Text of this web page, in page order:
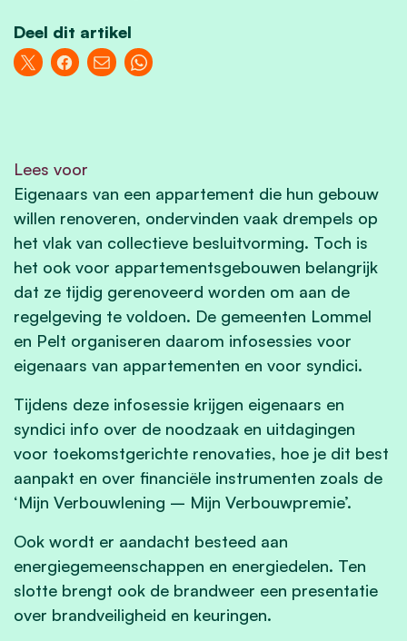
Deel dit artikel
Lees voor
Eigenaars van een appartement die hun gebouw
willen renoveren, ondervinden vaak drempels op
het vlak van collectieve besluitvorming. Toch is
het ook voor appartementsgebouwen belangrijk
dat ze tijdig gerenoveerd worden om aan de
regelgeving te voldoen. De gemeenten Lommel
en Pelt organiseren daarom infosessies voor
eigenaars van appartementen en voor syndici.
Tijdens deze infosessie krijgen eigenaars en
syndici info over de noodzaak en uitdagingen
voor toekomstgerichte renovaties, hoe je dit best
aanpakt en over financiële instrumenten zoals de
‘Mijn Verbouwlening – Mijn Verbouwpremie’.
Ook wordt er aandacht besteed aan
energiegemeenschappen en energiedelen. Ten
slotte brengt ook de brandweer een presentatie
over brandveiligheid en keuringen.